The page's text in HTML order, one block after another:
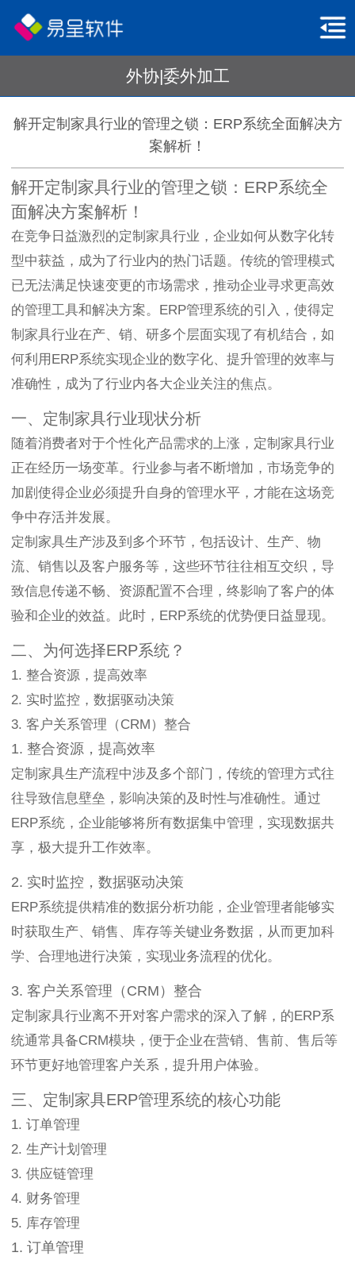
外协|委外加工
解开定制家具行业的管理之锁：ERP系统全面解决方
案解析！
解开定制家具行业的管理之锁：ERP系统全
面解决方案解析！
在竞争日益激烈的定制家具行业，企业如何从数字化转
型中获益，成为了行业内的热门话题。传统的管理模式
已无法满足快速变更的市场需求，推动企业寻求更高效
的管理工具和解决方案。ERP管理系统的引入，使得定
制家具行业在产、销、研多个层面实现了有机结合，如
何利用ERP系统实现企业的数字化、提升管理的效率与
准确性，成为了行业内各大企业关注的焦点。
一、定制家具行业现状分析
随着消费者对于个性化产品需求的上涨，定制家具行业
正在经历一场变革。行业参与者不断增加，市场竞争的
加剧使得企业必须提升自身的管理水平，才能在这场竞
争中存活并发展。
定制家具生产涉及到多个环节，包括设计、生产、物
流、销售以及客户服务等，这些环节往往相互交织，导
致信息传递不畅、资源配置不合理，终影响了客户的体
验和企业的效益。此时，ERP系统的优势便日益显现。
二、为何选择ERP系统？
1. 整合资源，提高效率
2. 实时监控，数据驱动决策
3. 客户关系管理（CRM）整合
1. 整合资源，提高效率
定制家具生产流程中涉及多个部门，传统的管理方式往
往导致信息壁垒，影响决策的及时性与准确性。通过
ERP系统，企业能够将所有数据集中管理，实现数据共
享，极大提升工作效率。
2. 实时监控，数据驱动决策
ERP系统提供精准的数据分析功能，企业管理者能够实
时获取生产、销售、库存等关键业务数据，从而更加科
学、合理地进行决策，实现业务流程的优化。
3. 客户关系管理（CRM）整合
定制家具行业离不开对客户需求的深入了解，的ERP系
统通常具备CRM模块，便于企业在营销、售前、售后等
环节更好地管理客户关系，提升用户体验。
三、定制家具ERP管理系统的核心功能
1. 订单管理
2. 生产计划管理
3. 供应链管理
4. 财务管理
5. 库存管理
1. 订单管理